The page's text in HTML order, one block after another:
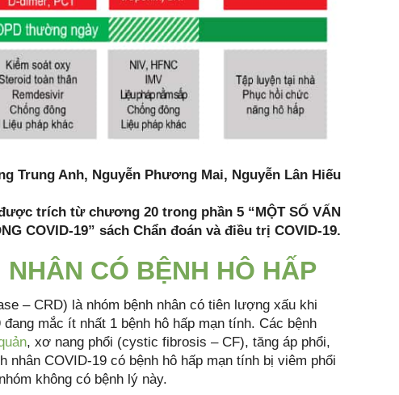
Trung Anh, Nguyễn Phương Mai, Nguyễn Lân Hiếu
trích từ chương 20 trong phần 5 “MỘT SỐ VẤN
COVID-19” sách Chẩn đoán và điều trị COVID-19.
CÓ BỆNH HÔ HẤP
– CRD) là nhóm bệnh nhân có tiên lượng xấu khi
mắc ít nhất 1 bệnh hô hấp mạn tính. Các bệnh
, xơ nang phổi (cystic fibrosis – CF), tăng áp phổi,
nhân COVID-19 có bệnh hô hấp mạn tính bị viêm phổi
không có bệnh lý này.